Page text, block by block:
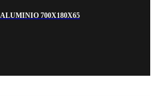
700X180X65